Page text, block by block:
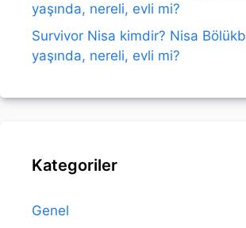
yaşında, nereli, evli mi?
Survivor Nisa kimdir? Nisa
yaşında, nereli, evli mi?
Kategoriler
Genel